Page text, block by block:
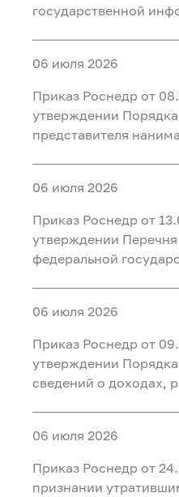
государственной
должностных лиц,
работу с ней в
по недропользованию"
06 июля 2026
Приказ Роснедр от
утверждении
представителя
служащими
Федерального
недропользованию,
государственными
служащими
Федерального
недропользованию и работниками
задач, поставленных
Федеральным
недропользованию, о
регистрации таких
организации
них сведений"
06 июля 2026
Приказ Роснедр от
утверждении
федеральной
замещение которых
запрет открывать и
хранить наличные
ценности в
расположенных за
территории
владеть и (или)
инструментами"
06 июля 2026
Приказ Роснедр от
утверждении
сведений о доходах,
Федеральном
недропользованию и его
территориальных
06 июля 2026
Приказ Роснедр от
признании